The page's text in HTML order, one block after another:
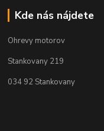
Kde nás nájdete
Ohrevy motorov
Stankovany 219
034 92 Stankovany